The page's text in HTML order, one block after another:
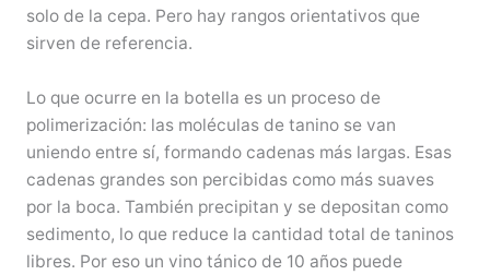
solo de la cepa. Pero hay rangos orientativos que
sirven de referencia.
Lo que ocurre en la botella es un proceso de
polimerización: las moléculas de tanino se van
uniendo entre sí, formando cadenas más largas. Esas
cadenas grandes son percibidas como más suaves
por la boca. También precipitan y se depositan como
sedimento, lo que reduce la cantidad total de taninos
libres. Por eso un vino tánico de 10 años puede